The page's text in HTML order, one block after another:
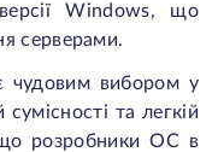
Windows, що
серверами.
чудовим вибором у
та легкій
що розробники ОС в